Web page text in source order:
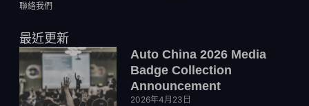
聯絡我們
最近更新
Auto China 2026 Media
Badge Collection
Announcement
2026年4月23日